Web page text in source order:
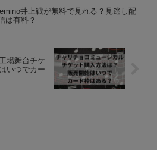
lemino井上戦が無料で見れる？見逃し配
は有料？
場舞台チケ
いつでカー